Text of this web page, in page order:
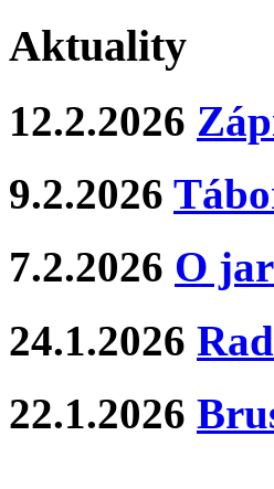
Aktuality
12.2.2026
9.2.2026
7.2.2026 O
24.1.2026
22.1.2026